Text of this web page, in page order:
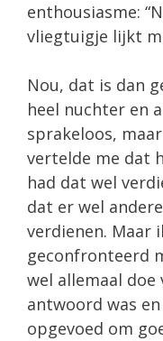
enthousiasme:
vliegtuigje lijkt
Nou, dat is dan
heel nuchter en
sprakeloos,
vertelde me dat
had dat wel
dat er wel
verdienen. Maar
geconfronteerd
wel allemaal doe
antwoord was
opgevoed om